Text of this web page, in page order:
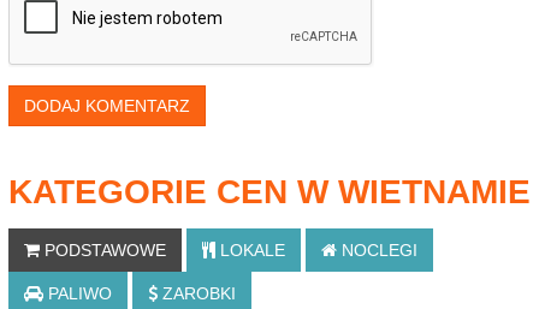
DODAJ KOMENTARZ
KATEGORIE CEN W WIETNAMIE
PODSTAWOWE LOKALE NOCLEGI
PALIWO ZAROBKI